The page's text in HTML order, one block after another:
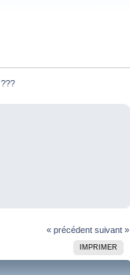
« précédent suivant »
IMPRIMER